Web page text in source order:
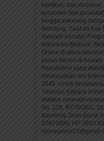
komikus, dan
konsisten dan
hingga sekarang
Bandung. Saat ini Kak
menjadi inisiator
Indonesia Berbudi:
Online di
sosial literasi di
Foundation yang
mewujudkan visi
2045. Untuk
Yayasan Sebaca
redaksi
No. 126, RT 003/02,
Bandung Jawa Barat,
87824898, HP. 0815